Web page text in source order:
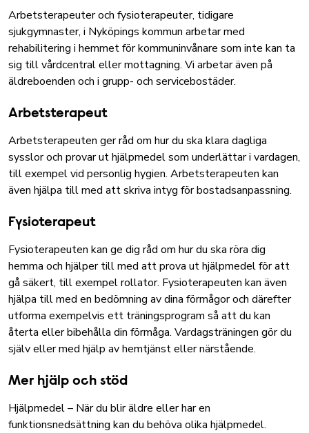
Arbetsterapeuter och fysioterapeuter, tidigare
sjukgymnaster, i Nyköpings kommun arbetar med
rehabilitering i hemmet för kommuninvånare som inte kan ta
sig till vårdcentral eller mottagning. Vi arbetar även på
äldreboenden och i grupp- och servicebostäder.
Arbetsterapeut
Arbetsterapeuten ger råd om hur du ska klara dagliga
sysslor och provar ut hjälpmedel som underlättar i vardagen,
till exempel vid personlig hygien. Arbetsterapeuten kan
även hjälpa till med att skriva intyg för bostadsanpassning.
Fysioterapeut
Fysioterapeuten kan ge dig råd om hur du ska röra dig
hemma och hjälper till med att prova ut hjälpmedel för att
gå säkert, till exempel rollator. Fysioterapeuten kan även
hjälpa till med en bedömning av dina förmågor och därefter
utforma exempelvis ett träningsprogram så att du kan
återta eller bibehålla din förmåga. Vardagsträningen gör du
själv eller med hjälp av hemtjänst eller närstående.
Mer hjälp och stöd
Hjälpmedel– När du blir äldre eller har en
funktionsnedsättning kan du behöva olika hjälpmedel.